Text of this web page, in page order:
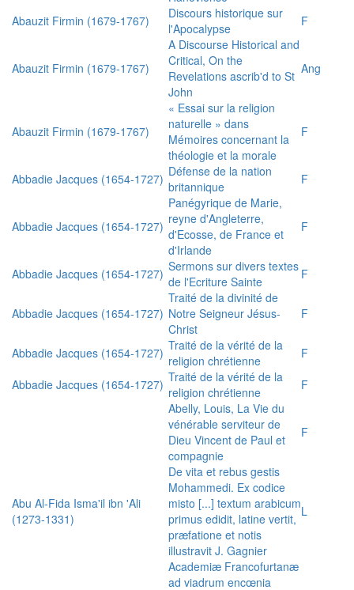
Abauzit Firmin (1679-1767)
Discours historique sur
l'Apocalypse
F
Abauzit Firmin (1679-1767)
A Discourse Historical and
Critical, On the
Revelations ascrib'd to St
John
Ang
Abauzit Firmin (1679-1767)
« Essai sur la religion
naturelle » dans
Mémoires concernant la
théologie et la morale
F
Abbadie Jacques (1654-1727) Défense de la nation
britannique
F
Abbadie Jacques (1654-1727)
Panégyrique de Marie,
reyne d'Angleterre,
d'Ecosse, de France et
d'Irlande
F
Abbadie Jacques (1654-1727) Sermons sur divers textes
de l'Ecriture Sainte
F
Abbadie Jacques (1654-1727)
Traité de la divinité de
Notre Seigneur Jésus-
Christ
F
Abbadie Jacques (1654-1727) Traité de la vérité de la
religion chrétienne
F
Abbadie Jacques (1654-1727) Traité de la vérité de la
religion chrétienne
F
Abelly, Louis, La Vie du
vénérable serviteur de
Dieu Vincent de Paul et
compagnie
F
Abu Al-Fida Isma'il ibn 'Ali
(1273-1331)
De vita et rebus gestis
Mohammedi. Ex codice
misto [...] textum arabicum
primus edidit, latine vertit,
præfatione et notis
illustravit J. Gagnier
L
Academiæ Francofurtanæ
ad viadrum encœnia